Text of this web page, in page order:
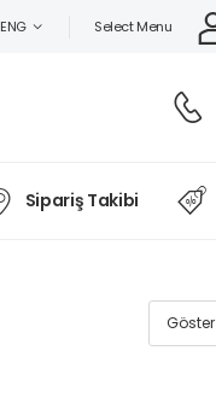
ENG Select Menu
Sipariş Takibi